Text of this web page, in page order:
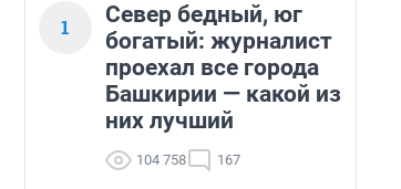
1
Север бедный, юг
богатый: журналист
проехал все города
Башкирии — какой из
них лучший
104 758 167